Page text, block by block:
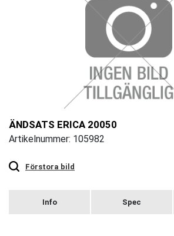
ÄNDSATS ERICA 20050
Artikelnummer: 105982
Förstora bild
zoom